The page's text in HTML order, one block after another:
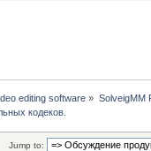
editing software » SolveigMM
кодеков.
Jump to: